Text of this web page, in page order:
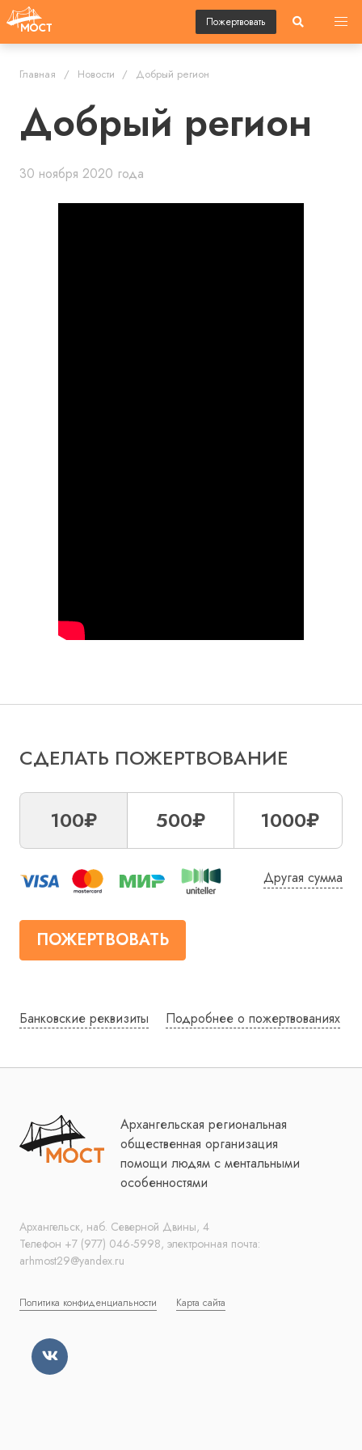
Пожертвовать
Главная Новости Добрый регион
Добрый регион
30 ноября 2020 года
СДЕЛАТЬ ПОЖЕРТВОВАНИЕ
100₽ 500₽ 1000₽
Другая сумма
ПОЖЕРТВОВАТЬ
Банковские реквизиты Подробнее о пожертвованиях
Архангельская региональная
общественная организация
помощи людям с ментальными
особенностями
Архангельск, наб. Северной Двины, 4
Телефон +7 (977) 046-5998, электронная почта:
arhmost29@yandex.ru
Политика конфиденциальности Карта сайта